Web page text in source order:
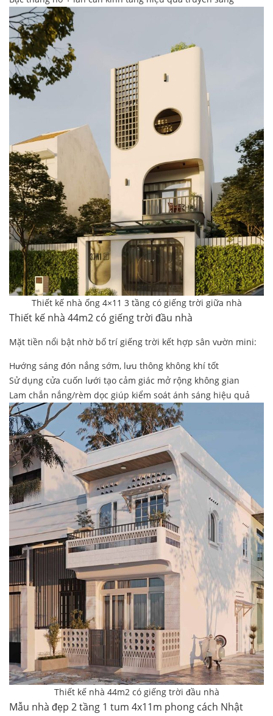
Thiết kế nhà ống 4×11 3 tầng có giếng trời giữa nhà
Thiết kế nhà 44m2 có giếng trời đầu nhà
Mặt tiền nổi bật nhờ bố trí giếng trời kết hợp sân vườn mini:
Hướng sáng đón nắng sớm, lưu thông không khí tốt
Sử dụng cửa cuốn lưới tạo cảm giác mở rộng không gian
Lam chắn nắng/rèm dọc giúp kiểm soát ánh sáng hiệu quả
Thiết kế nhà 44m2 có giếng trời đầu nhà
Mẫu nhà đẹp 2 tầng 1 tum 4x11m phong cách Nhật